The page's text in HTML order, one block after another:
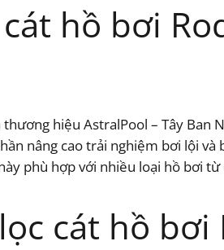
hồ bơi
hiệu AstralPool – Tây Ban
nâng cao trải nghiệm bơi lội và
phù hợp với nhiều loại hồ bơi
cát hồ